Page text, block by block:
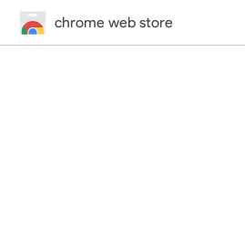
chrome web store